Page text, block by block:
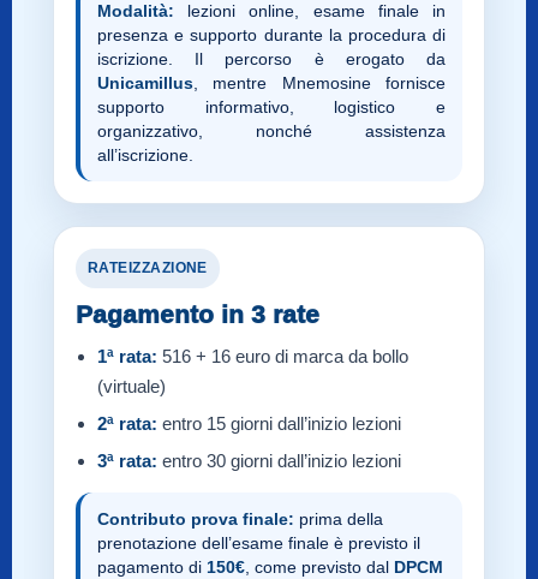
Modalità: lezioni online, esame finale in
presenza e supporto durante la procedura di
iscrizione. Il percorso è erogato da
Unicamillus , mentre Mnemosine fornisce
supporto informativo, logistico e
organizzativo, nonché assistenza
all’iscrizione.
RATEIZZAZIONE
Pagamento in 3 rate
1ª rata: 516 + 16 euro di marca da bollo
(virtuale)
2ª rata: entro 15 giorni dall’inizio lezioni
3ª rata: entro 30 giorni dall’inizio lezioni
Contributo prova finale: prima della
prenotazione dell’esame finale è previsto il
pagamento di 150€ , come previsto dal DPCM